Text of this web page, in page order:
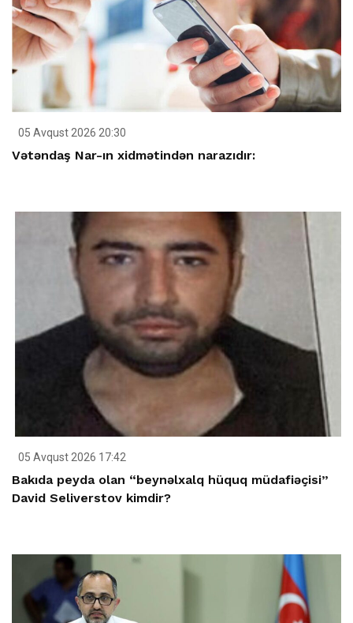
05 Avqust 2026 20:30
Vətəndaş Nar-ın xidmətindən narazıdır:
05 Avqust 2026 17:42
Bakıda peyda olan “beynəlxalq hüquq müdafiəçisi”
David Seliverstov kimdir?